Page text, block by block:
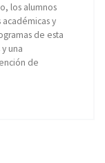
los alumnos
y
de esta
una
de